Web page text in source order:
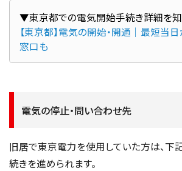
【東京都】電気の開始・開通｜最短当
窓口も
電気の停止・問い合わせ先
旧居で東京電力を使用していた方は、下
続きを進められます。